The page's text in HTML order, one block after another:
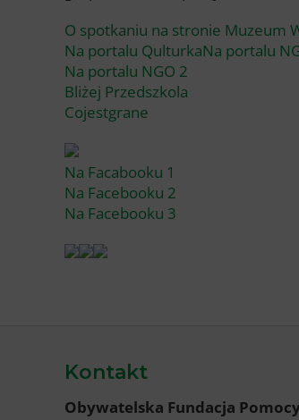
O spotkaniu na stronie Muzeum
Na portalu QulturkaNa portalu
Na portalu NGO 2
Bliżej Przedszkola
Cojestgrane
Na Facabooku 1
Na Facebooku 2
Na Facebooku 3
Kontakt
Obywatelska Fundacja